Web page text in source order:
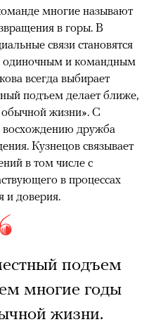
многие называют
в горы. В
связи становятся
и командным
всегда выбирает
подъем делает ближе,
жизни». С
дружба
Кузнецов связывает
в том числе с
в процессах
и доверия.
подъем
многие годы
жизни.